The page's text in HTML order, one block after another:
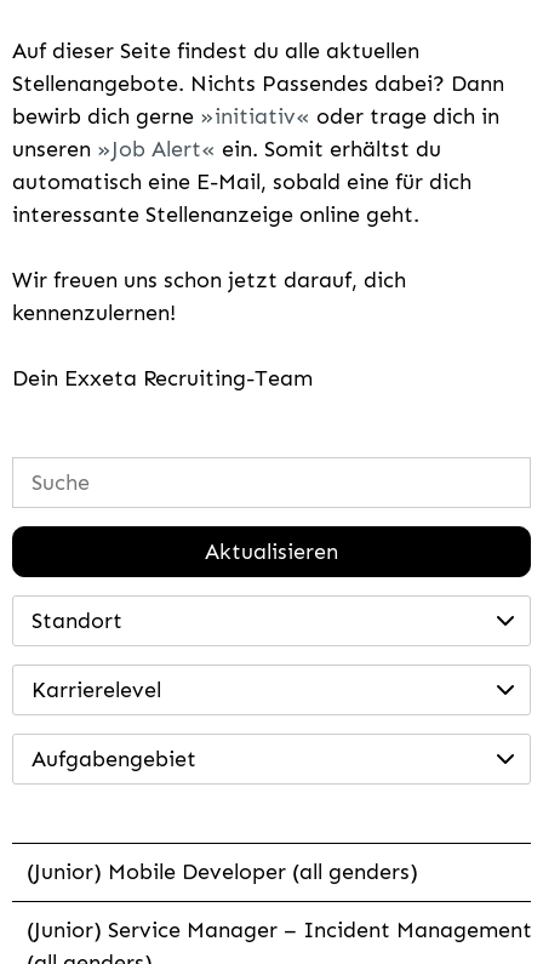
Auf dieser Seite findest du alle aktuellen
Stellenangebote. Nichts Passendes dabei? Dann
bewirb dich gerne
initiativ
oder trage dich in
unseren
Job Alert
ein. Somit erhältst du
automatisch eine E-Mail, sobald eine für dich
interessante Stellenanzeige online geht.
Wir freuen uns schon jetzt darauf, dich
kennenzulernen!
Dein Exxeta Recruiting-Team
Aktualisieren
Standort
Karrierelevel
Aufgabengebiet
(Junior) Mobile Developer (all genders)
(Junior) Service Manager – Incident Management